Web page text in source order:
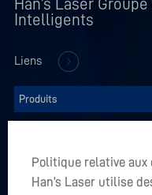
Han’s Laser
Intelligents
Liens
Produits
Applications
Politique relative aux
Han’s Laser utilise